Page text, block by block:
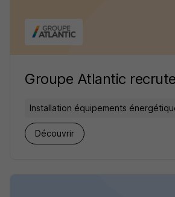
Groupe Atlantic
Installation équipements
Découvrir